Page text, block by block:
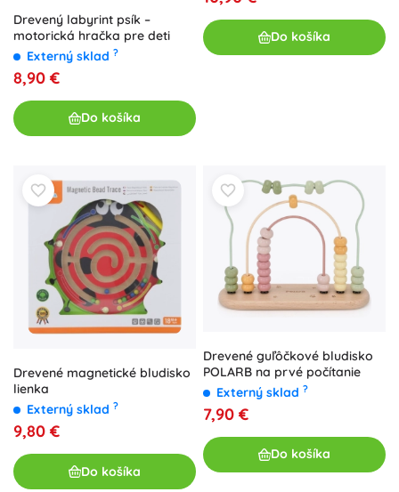
Drevený labyrint psík –
motorická hračka pre deti
Externý sklad ?
8,90 €
Do košíka
Do košíka
Drevené magnetické bludisko
lienka
Externý sklad ?
9,80 €
Do košíka
Drevené guľôčkové bludisko
POLARB na prvé počítanie
Externý sklad ?
7,90 €
Do košíka